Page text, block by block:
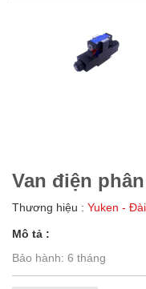
Van điện
Thương hiệu : Yuken -
Mô tả :
Bảo hành: 6 tháng